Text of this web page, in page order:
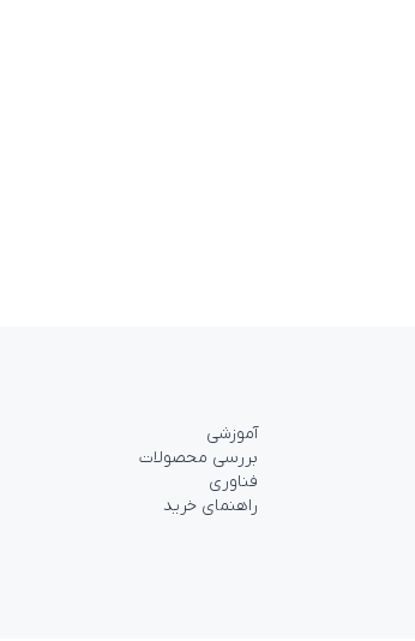
آموزشی
بررسی محصولات
فناوری
راهنمای خرید